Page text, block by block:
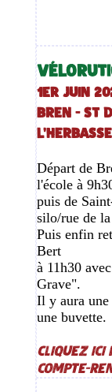
1er juin
BREN - ST
L'HERBASSE
Départ de
l'école à
puis de
silo/rue de
Puis enfin
Bert
à 11h30
Grave".
Il y aura une
une buvette.
Cliquez
compte-